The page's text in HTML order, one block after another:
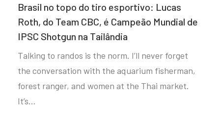
Brasil no topo do tiro esportivo: Lucas
Roth, do Team CBC, é Campeão Mundial de
IPSC Shotgun na Tailândia
Talking to randos is the norm. I’ll never forget
the conversation with the aquarium fisherman,
forest ranger, and women at the Thai market.
It’s…